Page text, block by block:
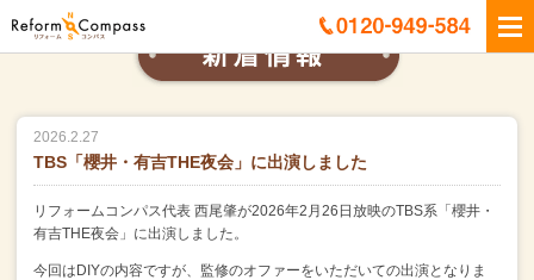
2026.2.27
TBS「櫻井・有吉THE夜会」に出演しました
リフォームコンパス代表 西尾肇が2026年2月26日放映のTBS系「櫻井・
有吉THE夜会」に出演しました。
今回はDIYの内容ですが、監修のオファーをいただいての出演となりま